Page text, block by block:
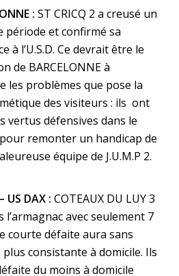
: ST CRICQ 2 a creusé un
période et confirmé sa
à l’U.S.D. Ce devrait être le
de BARCELONNE à
les problèmes que pose la
des visiteurs : ils ont
vertus défensives dans le
remonter un handicap de
équipe de J.U.M.P 2.
US DAX : COTEAUX DU LUY 3
l’armagnac avec seulement 7
courte défaite aura sans
consistante à domicile. Ils
du moins à domicile